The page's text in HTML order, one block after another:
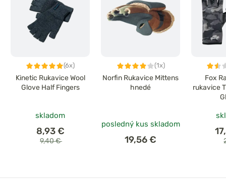
(6x)
Kinetic Rukavice Wool
Glove Half Fingers
skladom
8,93 €
9,40 €
(1x)
Norfin Rukavice Mittens
hnedé
posledný kus skladom
19,56 €
Fox
rukavice